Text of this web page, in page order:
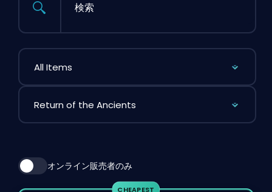
検索
アイテムで絞り込み
リーグで絞り込み
オンライン販売者のみ
CHEAPEST